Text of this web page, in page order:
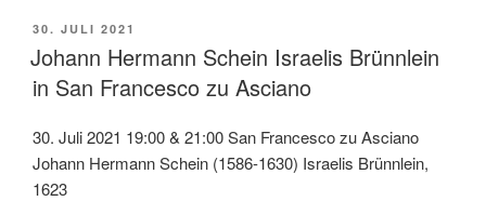
VERÖFFENTLICHT
AM
30. JULI 2021
Johann Hermann Schein Israelis Brünnlein
in San Francesco zu Asciano
30. Juli 2021 19:00 & 21:00 San Francesco zu Asciano
Johann Hermann Schein (1586-1630) Israelis Brünnlein,
1623